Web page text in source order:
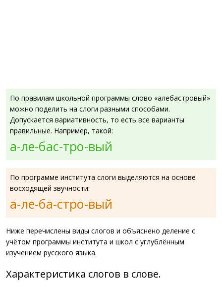
По правилам школьной программы слово «алебастровый»
можно поделить на слоги разными способами.
Допускается вариативность, то есть все варианты
правильные. Например, такой:
а-ле-бас-тро-вый
По программе института слоги выделяются на основе
восходящей звучности:
а-ле-ба-стро-вый
Ниже перечислены виды слогов и объяснено деление с
учётом программы института и школ с углублённым
изучением русского языка.
Характеристика слогов в слове.